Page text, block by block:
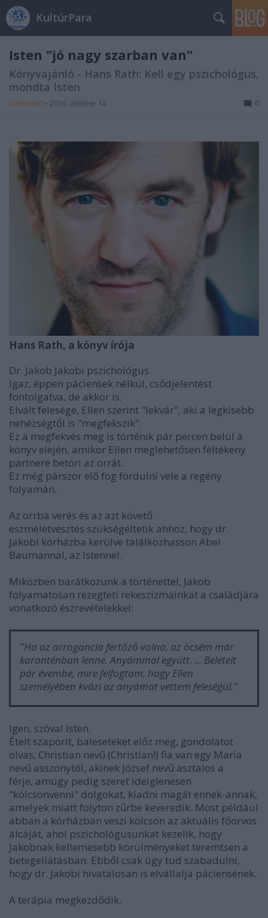
KultúrPara
Isten "jó nagy szarban van"
Könyvajánló - Hans Rath: Kell egy pszichológus,
mondta Isten
Carbonari • 2016. október 14. 0
Hans Rath, a könyv írója
Dr. Jakob Jakobi pszichológus.
Igaz, éppen páciensek nélkül, csődjelentést
fontolgatva, de akkor is.
Elvált felesége, Ellen szerint "lekvár", aki a legkisebb
nehézségtől is "megfekszik".
Ez a megfekvés meg is történik pár percen belül a
könyv elején, amikor Ellen meglehetősen féltékeny
partnere betöri az orrát.
Ez még párszor elő fog fordulni vele a regény
folyamán.
Az orrba verés és az azt követő
eszméletvesztés szükségeltetik ahhoz, hogy dr.
Jakobi kórházba kerülve találkozhasson Abel
Baumannal, az Istennel.
Miközben barátkozunk a történettel, Jakob
folyamatosan rezegteti rekeszizmainkat a családjára
vonatkozó észrevételekkel:
"Ha az arrogancia fertőző volna, az öcsém már
karanténban lenne. Anyámmal együtt. ... Beletelt
pár évembe, mire felfogtam, hogy Ellen
személyében kvázi az anyámat vettem feleségül."
Igen, szóval Isten.
Ételt szaporít, baleseteket előz meg, gondolatot
olvas, Christian nevű (Christian!) fia van egy Maria
nevű asszonytól, akinek József nevű asztalos a
férje, amúgy pedig szeret ideiglenesen
"kölcsönvenni" dolgokat, kiadni magát ennek-annak,
amelyek miatt folyton zűrbe keveredik. Most például
abban a kórházban veszi kölcsön az aktuális főorvos
álcáját, ahol pszichológusunkat kezelik, hogy
Jakobnak kellemesebb körülményeket teremtsen a
betegellátásban. Ebből csak úgy tud szabadulni,
hogy dr. Jakobi hivatalosan is elvállalja páciensének.
A terápia megkezdődik.